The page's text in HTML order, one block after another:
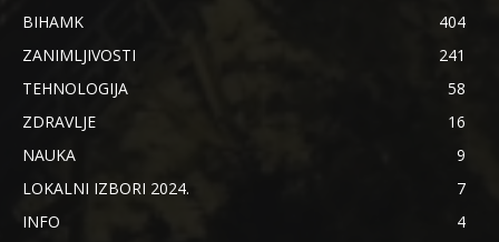
BIHAMK
404
ZANIMLJIVOSTI
241
TEHNOLOGIJA
58
ZDRAVLJE
16
NAUKA
9
LOKALNI IZBORI 2024.
7
INFO
4